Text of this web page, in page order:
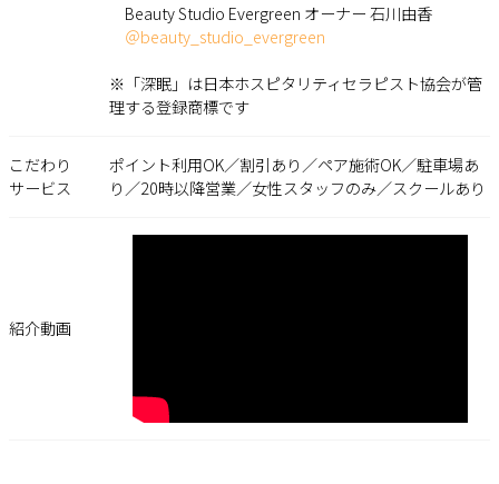
Beauty Studio Evergreen オーナー 石川由香
＠beauty_studio_evergreen
※「深眠」は日本ホスピタリティセラピスト協会が管
理する登録商標です
こだわり
サービス
ポイント利用OK／割引あり／ペア施術OK／駐車場あ
り／20時以降営業／女性スタッフのみ／スクールあり
紹介動画